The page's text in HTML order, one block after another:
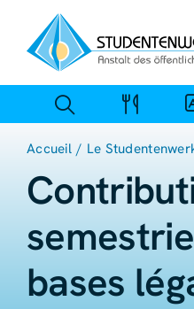
content
Accueil Le
bases